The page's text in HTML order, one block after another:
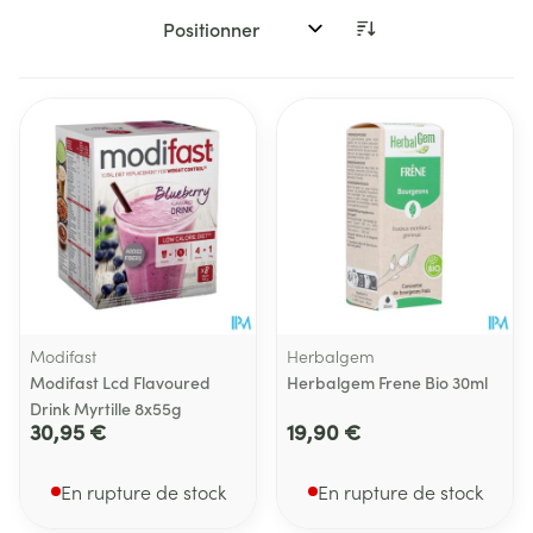
Trier par:
Modifast
Modifast Lcd Flavoured
Drink Myrtille 8x55g
30,95 €
En rupture de stock
Herbalgem
Herbalgem Frene Bio 30ml
19,90 €
En rupture de stock